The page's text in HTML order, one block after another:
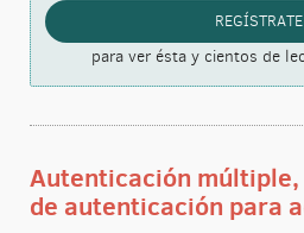
REGÍSTRATE
para ver ésta y cientos de
Autenticación
de autenticación para